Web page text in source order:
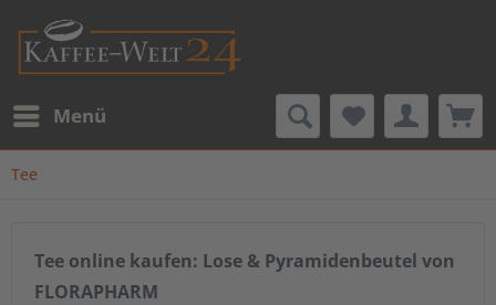
Menü
Tee
Tee online kaufen: Lose & Pyramidenbeutel von
FLORAPHARM